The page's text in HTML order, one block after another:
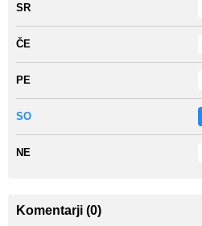
SR
ČE
PE
SO
NE
Komentarji (0)